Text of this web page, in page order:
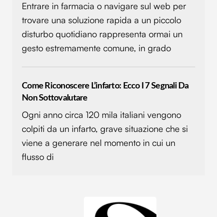
analizzare il nostro traffico. Condividiamo inoltre
informazioni sul modo in cui utilizzi il nostro sito con i
nostri partner che si occupano di analisi dei dati web,
pubblicità e social media, i quali potrebbero combinarle
con altre informazioni che hai fornito loro o che hanno
Entrare in farmacia o navigare sul web per
trovare una soluzione rapida a un piccolo
disturbo quotidiano rappresenta ormai un
gesto estremamente comune, in grado
Come Riconoscere L’infarto: Ecco I 7 Segnali Da
Non Sottovalutare
Ogni anno circa 120 mila italiani vengono
colpiti da un infarto, grave situazione che si
viene a generare nel momento in cui un
flusso di